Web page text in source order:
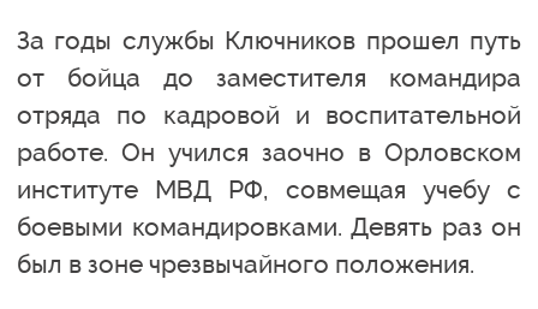
За годы службы Ключников прошел путь
от бойца до заместителя командира
отряда по кадровой и воспитательной
работе. Он учился заочно в Орловском
институте МВД РФ, совмещая учебу с
боевыми командировками. Девять раз он
был в зоне чрезвычайного положения.